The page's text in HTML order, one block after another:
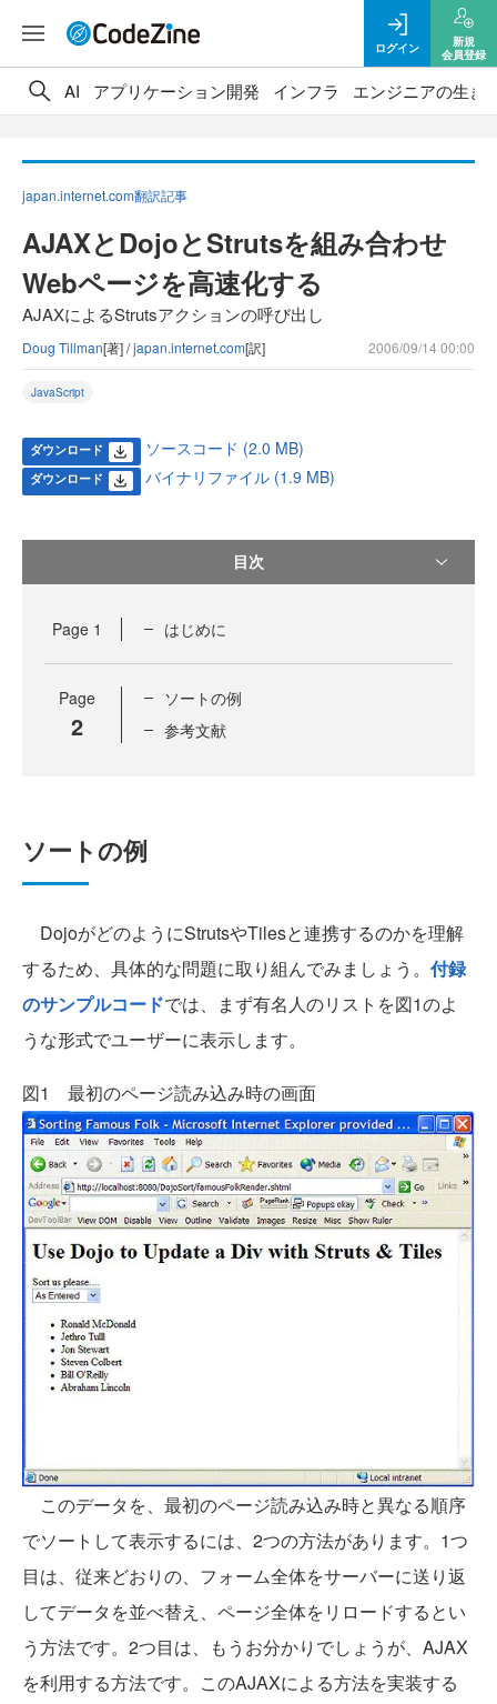
ログイン
新規
会員登録
AI アプリケーション開発 インフラ エンジニアの生き
japan.internet.com翻訳記事
AJAXとDojoとStrutsを組み合わせ
Webページを高速化する
AJAXによるStrutsアクションの呼び出し
Doug Tillman[著] /japan.internet.com[訳] 2006/09/14 00:00
JavaScript
ダウンロード ソースコード (2.0 MB)
ダウンロード バイナリファイル (1.9 MB)
目次
Page 1 はじめに
Page
2
ソートの例
参考文献
ソートの例
DojoがどのようにStrutsやTilesと連携するのかを理解
するため、具体的な問題に取り組んでみましょう。 付録
のサンプルコードでは、まず有名人のリストを図1のよ
うな形式でユーザーに表示します。
図1 最初のページ読み込み時の画面
このデータを、最初のページ読み込み時と異なる順序
でソートして表示するには、2つの方法があります。1つ
目は、従来どおりの、フォーム全体をサーバーに送り返
してデータを並べ替え、ページ全体をリロードするとい
う方法です。2つ目は、もうお分かりでしょうが、AJAX
を利用する方法です。このAJAXによる方法を実装する